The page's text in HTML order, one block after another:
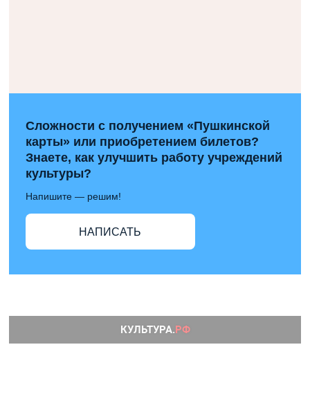
Сложности с получением «Пушкинской
карты» или приобретением билетов?
Знаете, как улучшить работу учреждений
культуры?
Напишите — решим!
НАПИСАТЬ